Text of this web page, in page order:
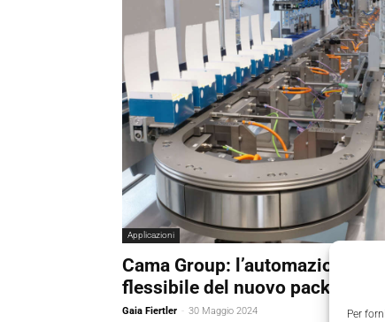
Per
Applicazioni
Cama Group: l’automazione
flessibile del nuovo packaging
Gaia Fiertler - 30 Maggio 2024